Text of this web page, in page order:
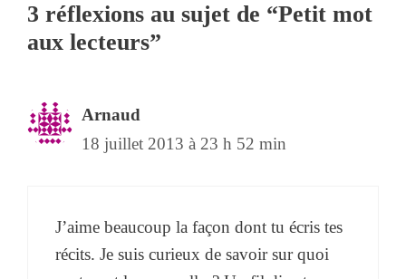
3 réflexions au sujet de “Petit mot
aux lecteurs”
Arnaud
18 juillet 2013 à 23 h 52 min
J’aime beaucoup la façon dont tu écris tes
récits. Je suis curieux de savoir sur quoi